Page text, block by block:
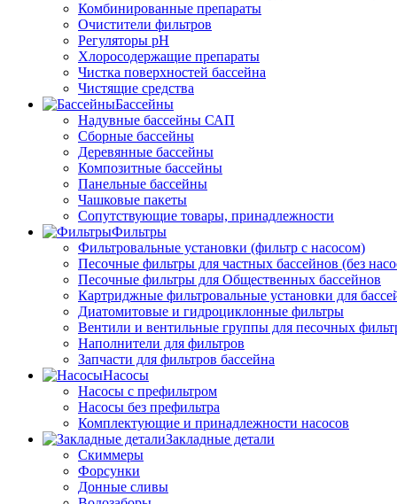
Комбинированные препараты
Очистители фильтров
Регуляторы pH
Хлоросодержащие препараты
Чистка поверхностей бассейна
Чистящие средства
Бассейны
Надувные бассейны САП
Сборные бассейны
Деревянные бассейны
Композитные бассейны
Панельные бассейны
Чашковые пакеты
Сопутствующие товары, принадлежности
Фильтры
Фильтровальные установки (фильтр с насосом)
Песочные фильтры для частных бассейнов (без
Песочные фильтры для Общественных бассейнов
Картриджные фильтровальные установки для
Диатомитовые и гидроциклонные фильтры
Вентили и вентильные группы для песочных
Наполнители для фильтров
Запчасти для фильтров бассейна
Насосы
Насосы с префильтром
Насосы без префильтра
Комплектующие и принадлежности насосов
Закладные детали
Скиммеры
Форсунки
Донные сливы